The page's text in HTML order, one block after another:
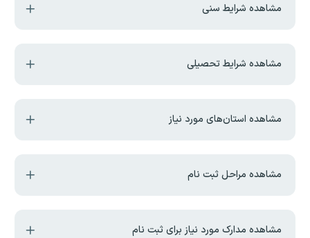
مشاهده شرایط سنی
مشاهده شرایط تحصیلی
مشاهده استان‌های مورد نیاز
مشاهده مراحل ثبت نام
مشاهده مدارک مورد نیاز برای ثبت نام